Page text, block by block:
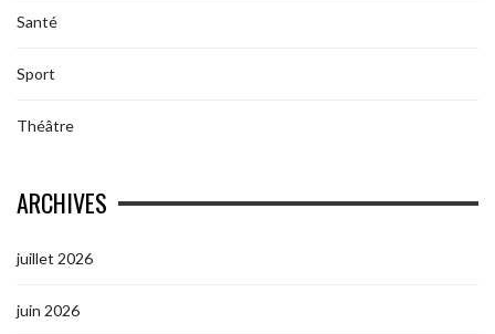
Santé
Sport
Théâtre
ARCHIVES
juillet 2026
juin 2026